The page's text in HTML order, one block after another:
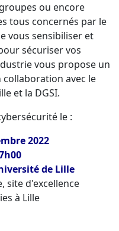
ou encore
tous concernés par le
vous sensibiliser et
sécuriser vos
vous propose un
avec le
et la DGSI.
le :
2022
de Lille
site d'excellence
à Lille